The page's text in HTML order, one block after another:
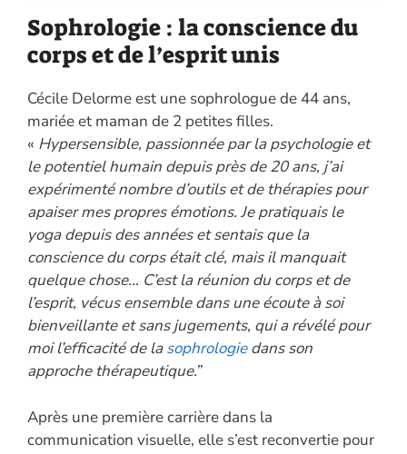
Sophrologie : la conscience du
corps et de l’esprit unis
Cécile Delorme est une sophrologue de 44 ans,
mariée et maman de 2 petites filles.
« Hypersensible, passionnée par la psychologie et
le potentiel humain depuis près de 20 ans, j’ai
expérimenté nombre d’outils et de thérapies pour
apaiser mes propres émotions. Je pratiquais le
yoga depuis des années et sentais que la
conscience du corps était clé, mais il manquait
quelque chose… C’est la réunion du corps et de
l’esprit, vécus ensemble dans une écoute à soi
bienveillante et sans jugements, qui a révélé pour
moi l’efficacité de lasophrologiedans son
approche thérapeutique.”
Après une première carrière dans la
communication visuelle, elle s’est reconvertie pour